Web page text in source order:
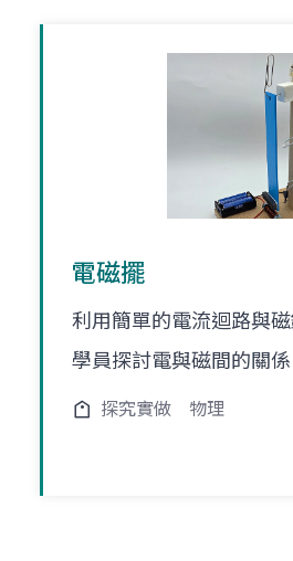
電磁擺
利用簡單的電流迴路與
學員探討電與磁間的關係
探究實做 物理